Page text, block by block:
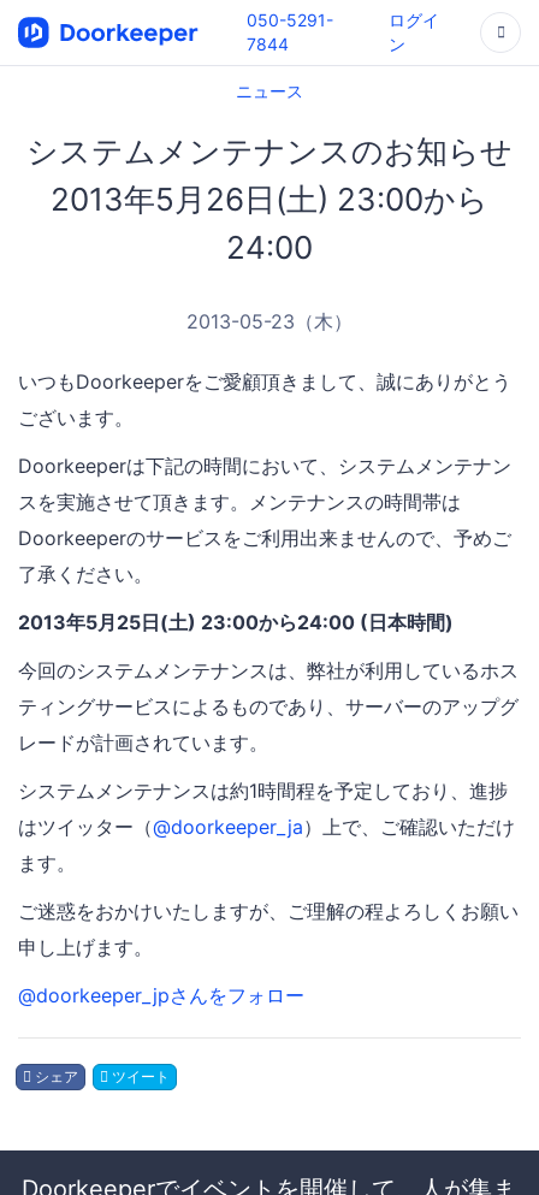
050-5291-
7844
ログイ
ン
ニュース
システムメンテナンスのお知らせ
2013年5月26日(土) 23:00から
24:00
2013-05-23（木）
いつもDoorkeeperをご愛顧頂きまして、誠にありがとう
ございます。
Doorkeeperは下記の時間において、システムメンテナン
スを実施させて頂きます。メンテナンスの時間帯は
Doorkeeperのサービスをご利用出来ませんので、予めご
了承ください。
2013年5月25日(土) 23:00から24:00 (日本時間)
今回のシステムメンテナンスは、弊社が利用しているホス
ティングサービスによるものであり、サーバーのアップグ
レードが計画されています。
システムメンテナンスは約1時間程を予定しており、進捗
はツイッター（@doorkeeper_ja）上で、ご確認いただけ
ます。
ご迷惑をおかけいたしますが、ご理解の程よろしくお願い
申し上げます。
@doorkeeper_jpさんをフォロー
シェア ツイート